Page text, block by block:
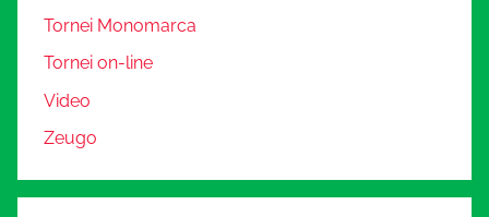
Tornei Monomarca
Tornei on-line
Video
Zeugo